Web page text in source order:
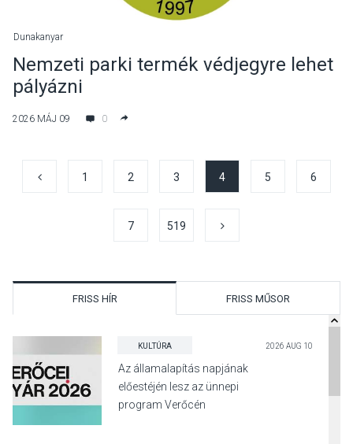
Dunakanyar
Nemzeti parki termék védjegyre lehet
pályázni
2026 MÁJ 09 0
1 2 3 4 5 6
7 519
FRISS HÍR FRISS MŰSOR
KULTÚRA 2026 AUG 10
Az államalapítás napjának
előestéjén lesz az ünnepi
program Verőcén